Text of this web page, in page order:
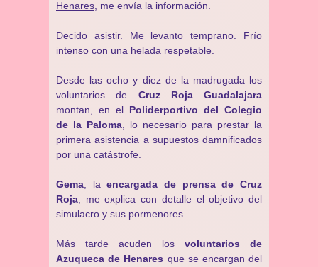
Henares , me envía la información.
Decido asistir. Me levanto temprano. Frío
intenso con una helada respetable.
Desde las ocho y diez de la madrugada los
voluntarios de Cruz Roja Guadalajara
montan, en el Poliderportivo del Colegio
de la Paloma , lo necesario para prestar la
primera asistencia a supuestos damnificados
por una catástrofe.
Gema , laencargada de prensa de Cruz
Roja , me explica con detalle el objetivo del
simulacro y sus pormenores.
Más tarde acuden los voluntarios de
Azuqueca de Henares que se encargan del